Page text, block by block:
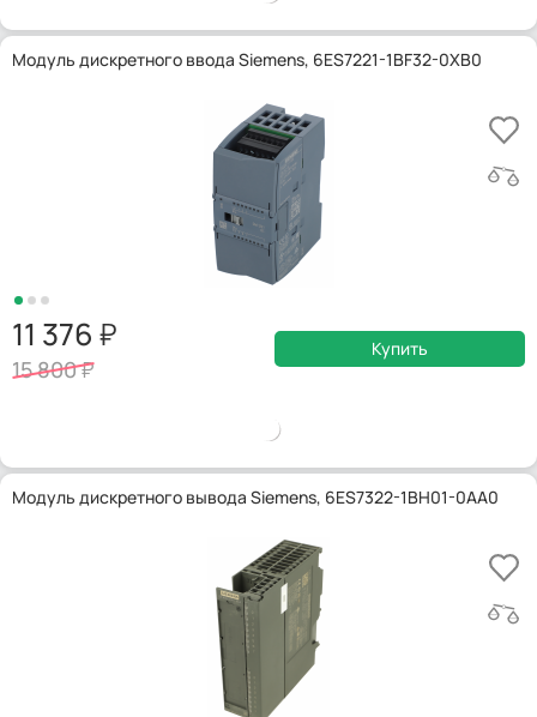
Модуль дискретного ввода Siemens, 6ES7221-1BF32-0XB0
11 376
15 800
Купить
Модуль дискретного вывода Siemens, 6ES7322-1BH01-0AA0